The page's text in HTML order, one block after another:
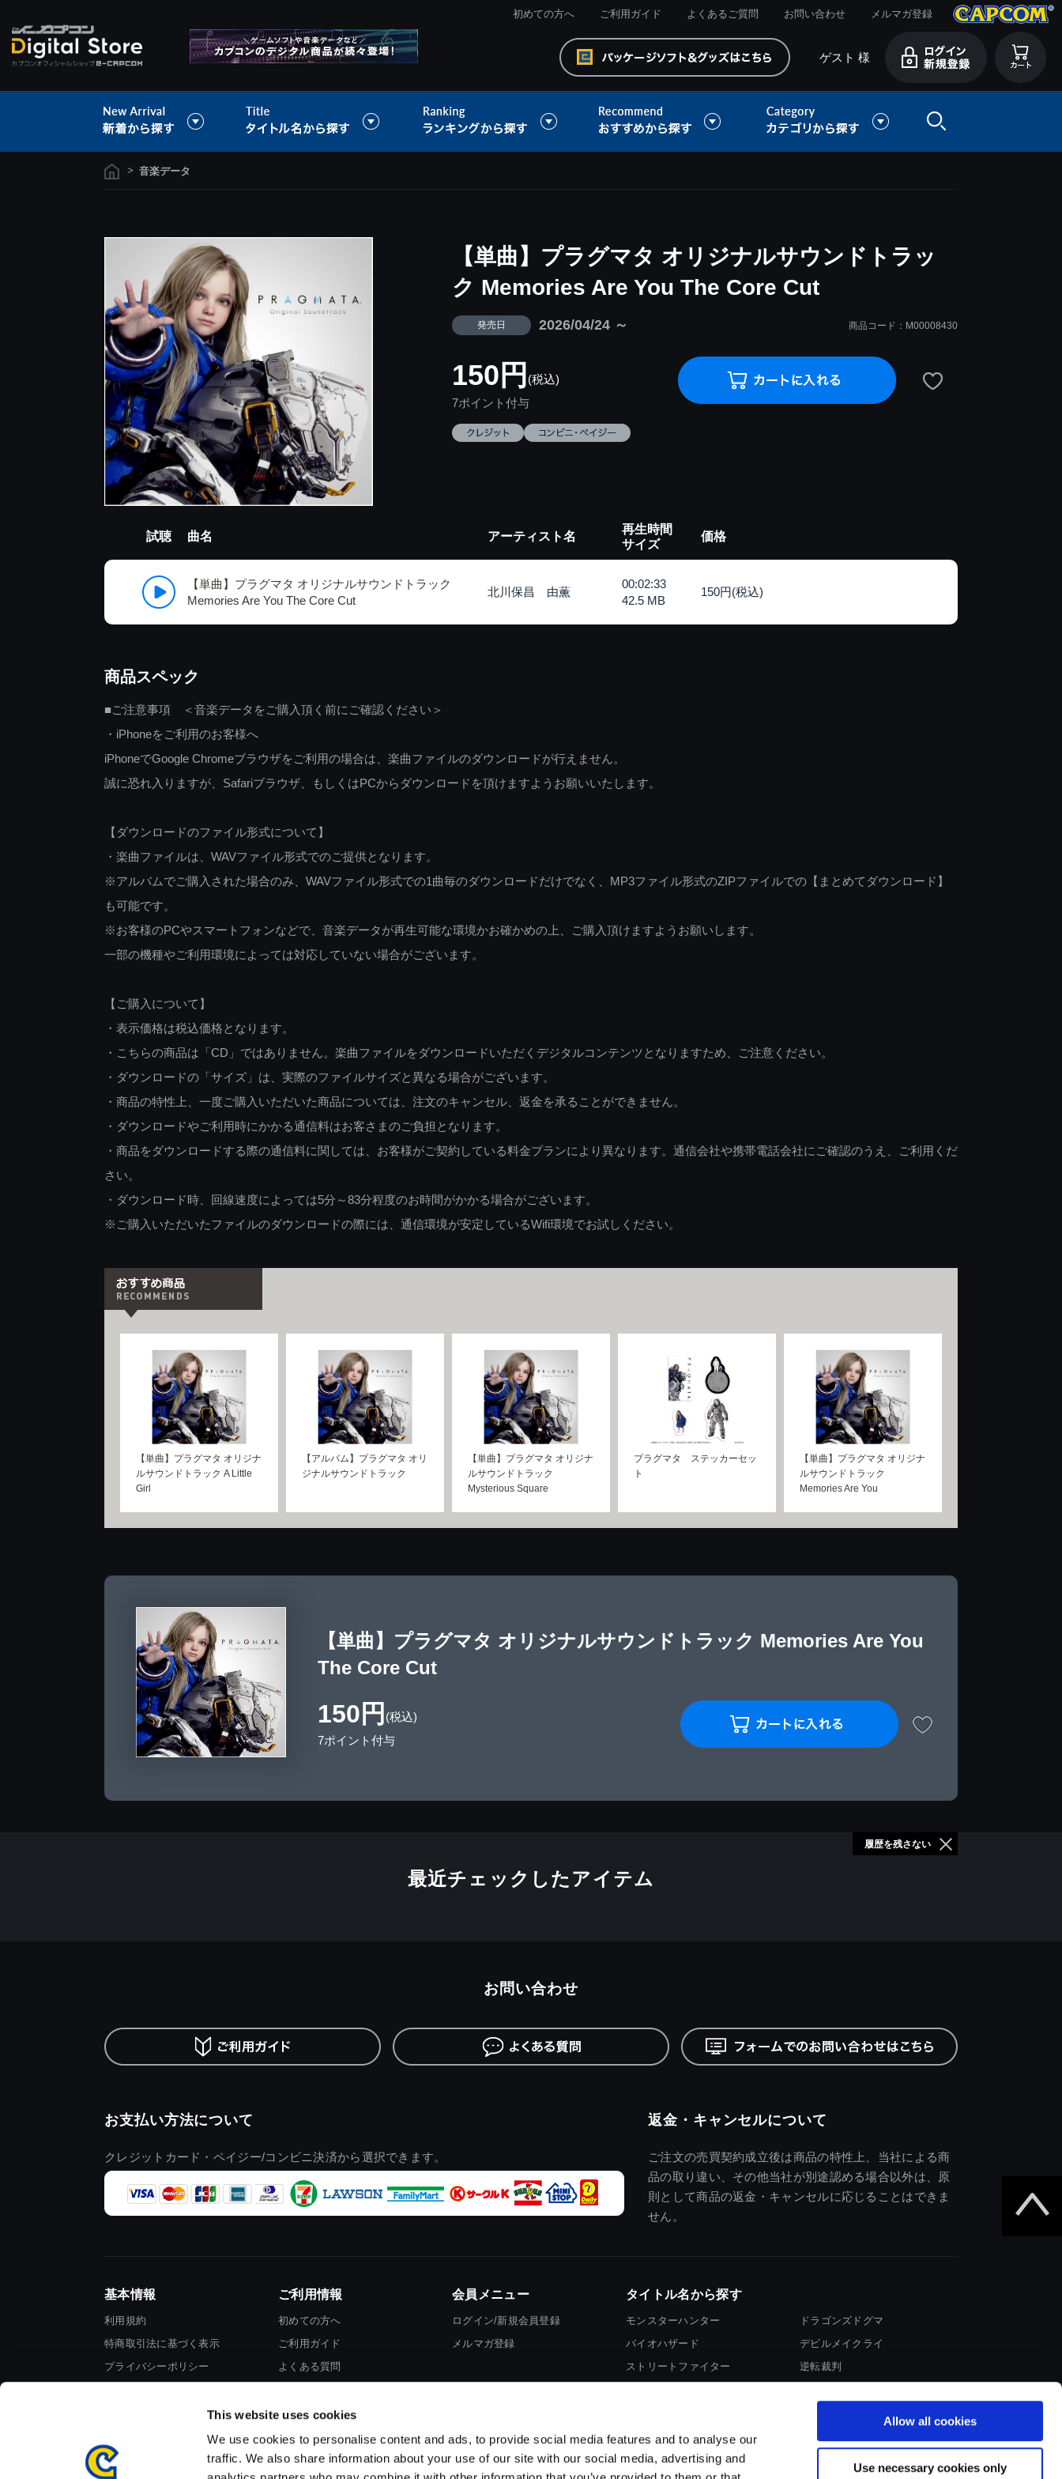
This website uses cookies
We use cookies to personalise content and ads, to provide social media features and to analyse our
traffic. We also share information about your use of our site with our social media, advertising and
Allow all cookies
Use necessary cookies only
初めての方へ ご利用ガイド よくあるご質問 お問い合わせ メルマガ登録
ゲスト 様
> 音楽データ
【単曲】プラグマタ オリジナルサウンドトラッ
ク Memories Are You The Core Cut
発売日 2026/04/24 ～ 商品コード：M00008430
150円 (税込)
7ポイント付与
試聴 曲名 アーティスト名
再生時間
サイズ
価格
【単曲】プラグマタ オリジナルサウンドトラック
Memories Are You The Core Cut
北川保昌 由薫
00:02:33
42.5 MB
150円(税込)
商品スペック
■ご注意事項 ＜音楽データをご購入頂く前にご確認ください＞
・iPhoneをご利用のお客様へ
iPhoneでGoogle Chromeブラウザをご利用の場合は、楽曲ファイルのダウンロードが行えません。
誠に恐れ入りますが、Safariブラウザ、もしくはPCからダウンロードを頂けますようお願いいたします。
【ダウンロードのファイル形式について】
・楽曲ファイルは、WAVファイル形式でのご提供となります。
※アルバムでご購入された場合のみ、WAVファイル形式での1曲毎のダウンロードだけでなく、MP3ファイル形式のZIPファイルでの【まとめてダウンロード】
も可能です。
※お客様のPCやスマートフォンなどで、音楽データが再生可能な環境かお確かめの上、ご購入頂けますようお願いします。
一部の機種やご利用環境によっては対応していない場合がございます。
【ご購入について】
・表示価格は税込価格となります。
・こちらの商品は「CD」ではありません。楽曲ファイルをダウンロードいただくデジタルコンテンツとなりますため、ご注意ください。
・ダウンロードの「サイズ」は、実際のファイルサイズと異なる場合がございます。
・商品の特性上、一度ご購入いただいた商品については、注文のキャンセル、返金を承ることができません。
・ダウンロードやご利用時にかかる通信料はお客さまのご負担となります。
・商品をダウンロードする際の通信料に関しては、お客様がご契約している料金プランにより異なります。通信会社や携帯電話会社にご確認のうえ、ご利用くだ
さい。
・ダウンロード時、回線速度によっては5分～83分程度のお時間がかかる場合がございます。
※ご購入いただいたファイルのダウンロードの際には、通信環境が安定しているWifi環境でお試しください。
【単曲】プラグマタ オリジナ
ルサウンドトラック A Little
Girl
【アルバム】プラグマタ オリ
ジナルサウンドトラック
【単曲】プラグマタ オリジナ
ルサウンドトラック
Mysterious Square
プラグマタ ステッカーセッ
ト
【単曲】プラグマタ オリジナ
ルサウンドトラック
Memories Are You
【単曲】プラグマタ オリジナルサウンドトラック Memories Are You
The Core Cut
150円 (税込)
7ポイント付与
最近チェックしたアイテム
履歴を残さない
お支払い方法について
クレジットカード・ペイジー/コンビニ決済から選択できます。
返金・キャンセルについて
ご注文の売買契約成立後は商品の特性上、当社による商
品の取り違い、その他当社が別途認める場合以外は、原
則として商品の返金・キャンセルに応じることはできま
せん。
お問い合わせ
基本情報
利用規約
特商取引法に基づく表示
プライバシーポリシー
ご利用情報
初めての方へ
ご利用ガイド
よくある質問
会員メニュー
ログイン/新規会員登録
メルマガ登録
タイトル名から探す
モンスターハンター
バイオハザード
ストリートファイター
ドラゴンズドグマ
デビルメイクライ
逆転裁判